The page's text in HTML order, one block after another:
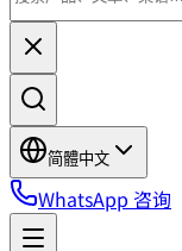
简體中文
WhatsApp 咨询